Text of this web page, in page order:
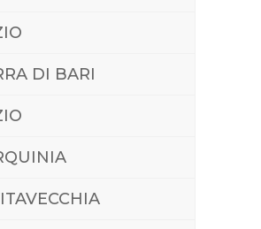
DI BARI